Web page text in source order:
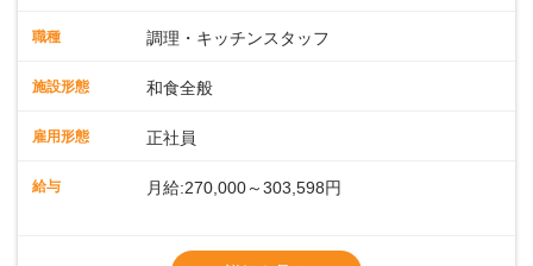
調理、盛り付け、刺身の切り出しのほか、料理長の下で和食
ます。スキルや経験に応じて発注業務やアルバイトスタッフ
新宿・東京駅まで20分圏内と便利な好ロケーション。ビジネ
ームほか、朝食からディナーまでお楽しみいただけるオール
◎ワークライフバランスがとりやすい♪年間休日118～121
職種 調理・キッチンスタッフ
施設形態 和食全般
雇用形態 正社員
給与 月給:270,000～303,598円